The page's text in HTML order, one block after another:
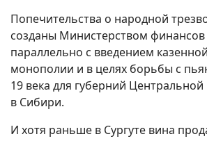
Попечительства о народной
созданы Министерством финансов
параллельно с введением
монополии и в целях борьбы с
19 века для губерний
в Сибири.
И хотя раньше в Сургуте вина